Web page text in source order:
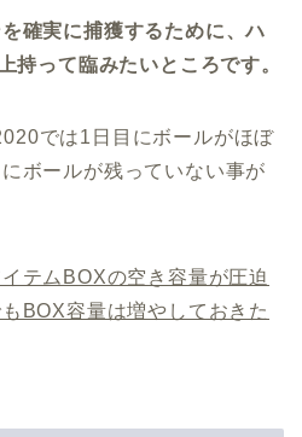
確実に捕獲するために、ハ
持って臨みたいところです。
では1日目にボールがほぼ
ボールが残っていない事が
テムBOXの空き容量が圧迫
BOX容量は増やしておきた